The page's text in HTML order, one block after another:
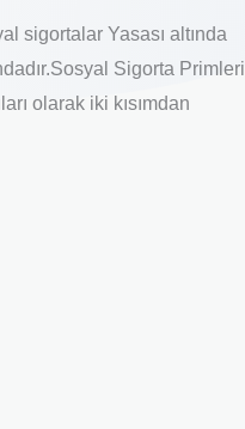
sigortalar Yasası altında
Sigorta Primleri
olarak iki kısımdan